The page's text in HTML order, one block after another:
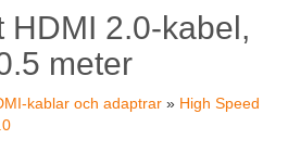
HDMI 2.0-kabel,
meter
kablar och adaptrar » High Speed